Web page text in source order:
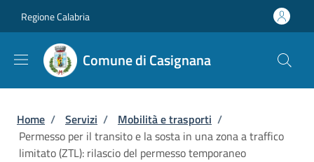
Regione Calabria
Comune di Casignana
Briciole di pane
Home / Servizi / Mobilità e trasporti /
Permesso per il transito e la sosta in una zona a traffico
limitato (ZTL): rilascio del permesso temporaneo